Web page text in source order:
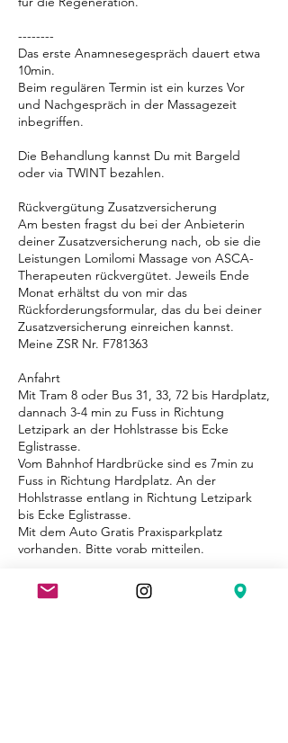
--------
Das erste Anamnesegespräch dauert etwa
10min.
Beim regulären Termin ist ein kurzes Vor
und Nachgespräch in der Massagezeit
inbegriffen.
Die Behandlung kannst Du mit Bargeld
oder via TWINT bezahlen.
Rückvergütung Zusatzversicherung
Am besten fragst du bei der Anbieterin
deiner Zusatzversicherung nach, ob sie die
Leistungen Lomilomi Massage von ASCA-
Therapeuten rückvergütet. Jeweils Ende
Monat erhältst du von mir das
Rückforderungsformular, das du bei deiner
Zusatzversicherung einreichen kannst.
Meine ZSR Nr. F781363
Anfahrt
Mit Tram 8 oder Bus 31, 33, 72 bis Hardplatz,
dannach 3-4 min zu Fuss in Richtung
Letzipark an der Hohlstrasse bis Ecke
Eglistrasse.
Vom Bahnhof Hardbrücke sind es 7min zu
Fuss in Richtung Hardplatz. An der
Hohlstrasse entlang in Richtung Letzipark
bis Ecke Eglistrasse.
Mit dem Auto Gratis Praxisparkplatz
vorhanden. Bitte vorab mitteilen.